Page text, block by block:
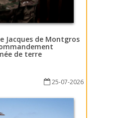
Jacques de Montgros
de terre
25-07-2026